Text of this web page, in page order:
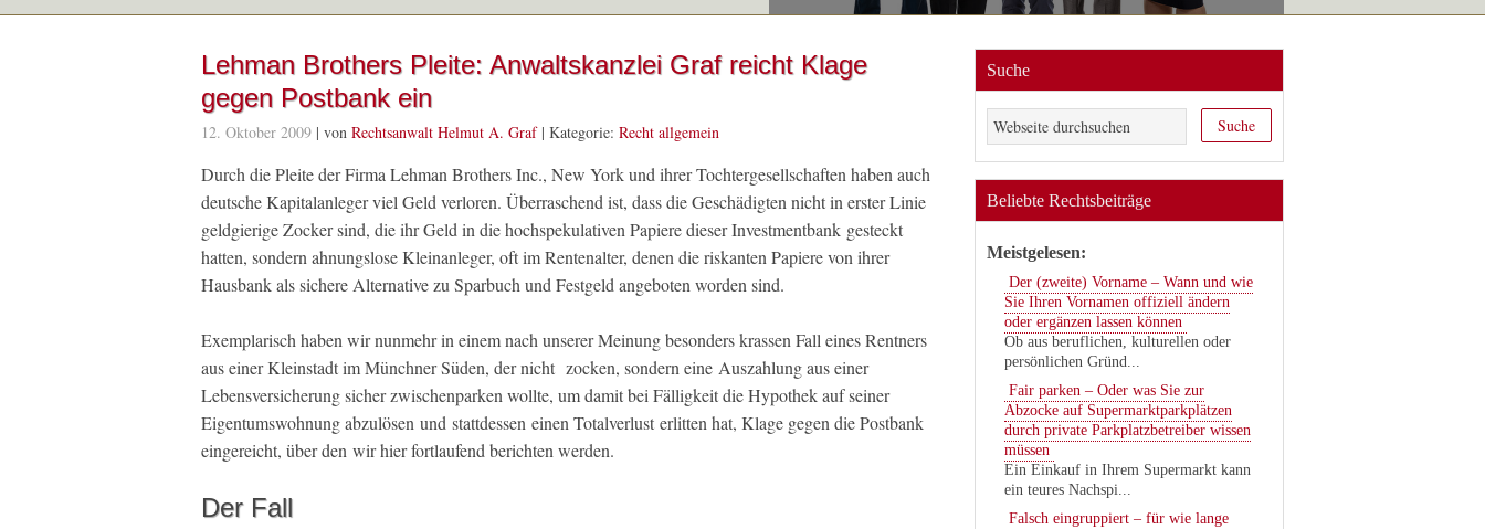
Lehman Brothers Pleite: Anwaltskanzlei Graf reicht Klage
gegen Postbank ein
12. Oktober 2009 | von Rechtsanwalt Helmut A. Graf| Kategorie: Recht allgemein
Durch die Pleite der Firma Lehman Brothers Inc., New York und ihrer Tochtergesellschaften haben auch
deutsche Kapitalanleger viel Geld verloren. Überraschend ist, dass die Geschädigten nicht in erster Linie
geldgierige Zocker sind, die ihr Geld in die hochspekulativen Papiere dieser Investmentbank gesteckt
hatten, sondern ahnungslose Kleinanleger, oft im Rentenalter, denen die riskanten Papiere von ihrer
Hausbank als sichere Alternative zu Sparbuch und Festgeld angeboten worden sind.
Exemplarisch haben wir nunmehr in einem nach unserer Meinung besonders krassen Fall eines Rentners
aus einer Kleinstadt im Münchner Süden, der nicht zocken, sondern eine Auszahlung aus einer
Lebensversicherung sicher zwischenparken wollte, um damit bei Fälligkeit die Hypothek auf seiner
Eigentumswohnung abzulösen und stattdessen einen Totalverlust erlitten hat, Klage gegen die Postbank
eingereicht, über den wir hier fortlaufend berichten werden.
Der Fall
Suche
Beliebte Rechtsbeiträge
Meistgelesen:
Der (zweite) Vorname – Wann und wie
Sie Ihren Vornamen offiziell ändern
oder ergänzen lassen können
Ob aus beruflichen, kulturellen oder
persönlichen Gründ...
Fair parken – Oder was Sie zur
Abzocke auf Supermarktparkplätzen
durch private Parkplatzbetreiber wissen
müssen
Ein Einkauf in Ihrem Supermarkt kann
ein teures Nachspi...
Falsch eingruppiert – für wie lange